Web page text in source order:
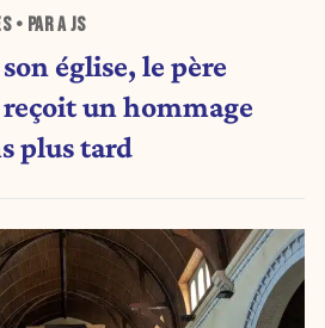
• PAR A JS
église, le père
reçoit un hommage
plus tard